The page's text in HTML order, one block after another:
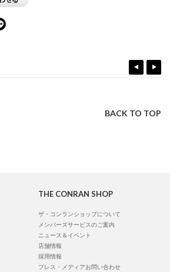
BACK TO TOP
THE CONRAN SHOP
ザ・コンランショップについて
メンバーズサービスのご案内
ニュース＆イベント
店舗情報
採用情報
プレス・メディアお問い合わせ